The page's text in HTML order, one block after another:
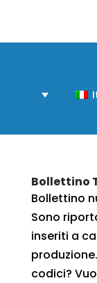
Bollettino
Bollettino
Sono
inseriti a
codici?